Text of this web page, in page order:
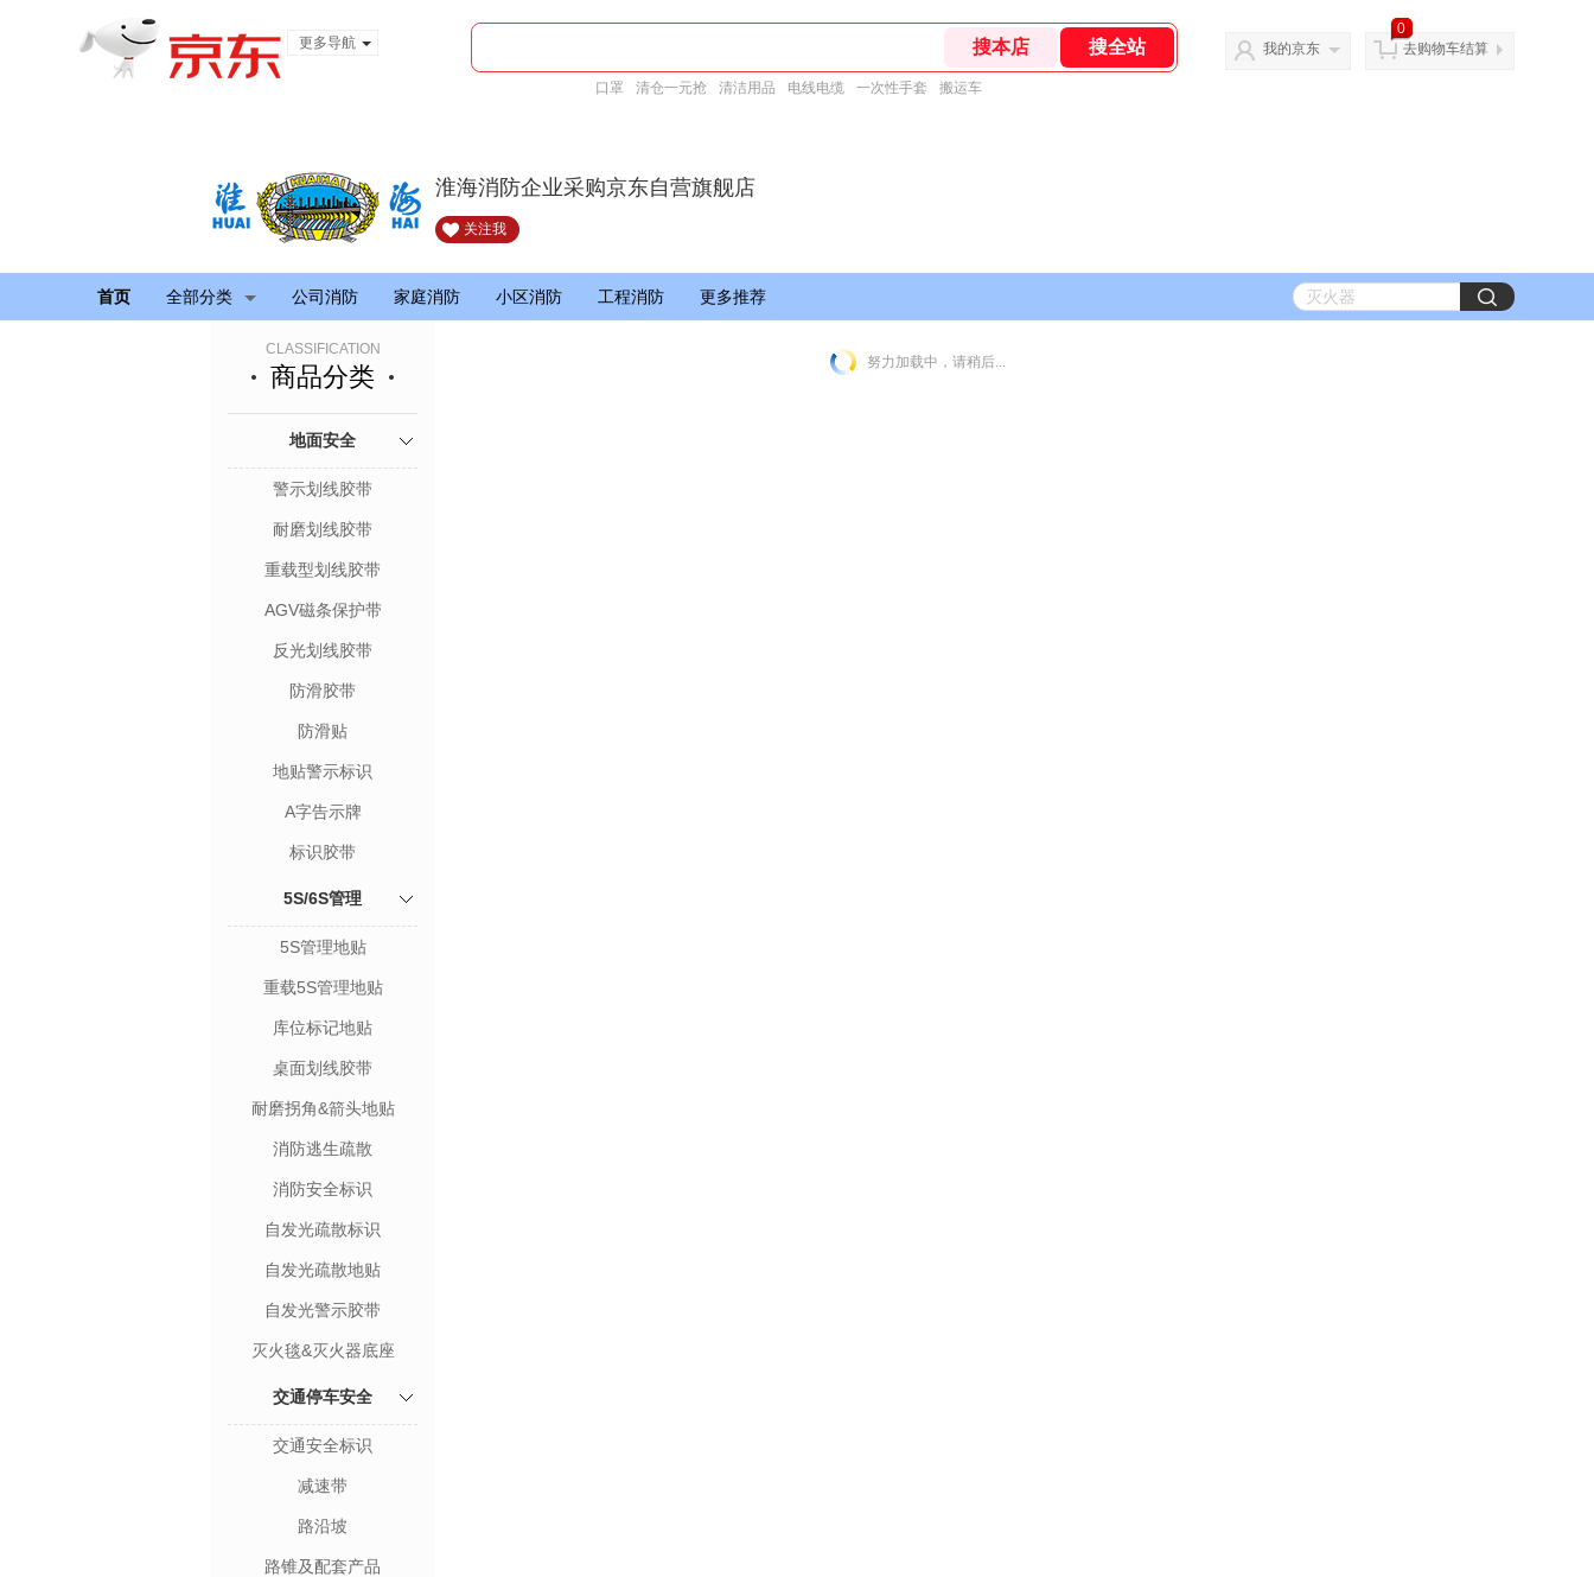
更多导航
口罩 清仓一元抢 清洁用品 电线电缆 一次性手套 搬运车
我的京东
0
去购物车结算
淮海消防企业采购京东自营旗舰店
关注我
首页 全部分类 公司消防 家庭消防 小区消防 工程消防 更多推荐
CLASSIFICATION
商品分类
地面安全
警示划线胶带
耐磨划线胶带
重载型划线胶带
AGV磁条保护带
反光划线胶带
防滑胶带
防滑贴
地贴警示标识
A字告示牌
标识胶带
5S/6S管理
5S管理地贴
重载5S管理地贴
库位标记地贴
桌面划线胶带
耐磨拐角&箭头地贴
消防逃生疏散
消防安全标识
自发光疏散标识
自发光疏散地贴
自发光警示胶带
灭火毯&灭火器底座
交通停车安全
交通安全标识
减速带
路沿坡
路锥及配套产品
努力加载中，请稍后...